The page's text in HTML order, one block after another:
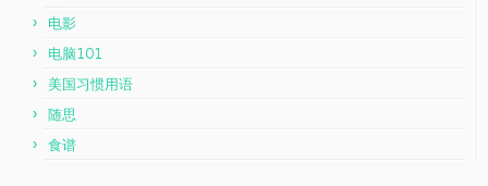
电影
电脑101
美国习惯用语
随思
食谱